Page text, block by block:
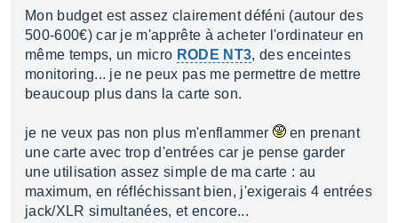
Mon budget est assez clairement déféni (autour des
500-600€) car je m'apprête à acheter l'ordinateur en
même temps, un micro RODE NT3, des enceintes
monitoring... je ne peux pas me permettre de mettre
beaucoup plus dans la carte son.
je ne veux pas non plus m'enflammer
en prenant
une carte avec trop d'entrées car je pense garder
une utilisation assez simple de ma carte : au
maximum, en réfléchissant bien, j'exigerais 4 entrées
jack/XLR simultanées, et encore...